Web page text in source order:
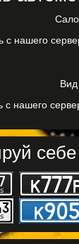
с нашего
с нашего